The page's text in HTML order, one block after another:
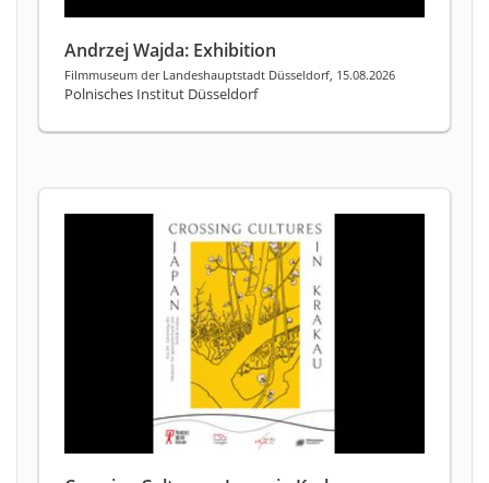
Andrzej Wajda: Exhibition
Filmmuseum der Landeshauptstadt Düsseldorf, 15.08.2026
Polnisches Institut Düsseldorf